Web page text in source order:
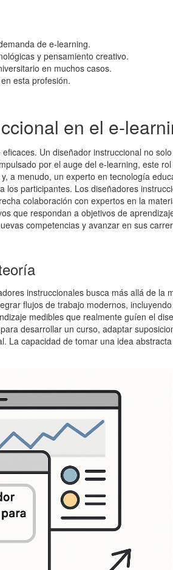
de e-learning.
y pensamiento creativo.
en muchos casos.
esta profesión.
en el e-
Un diseñador instruccional no
por el auge del e-learning, este
a menudo, un experto en tecnología
participantes. Los diseñadores
colaboración con expertos en la
que respondan a objetivos de
competencias y avanzar en sus
instruccionales busca más allá de
flujos de trabajo modernos,
medibles que realmente guíen el
desarrollar un curso, adaptar
capacidad de tomar una idea